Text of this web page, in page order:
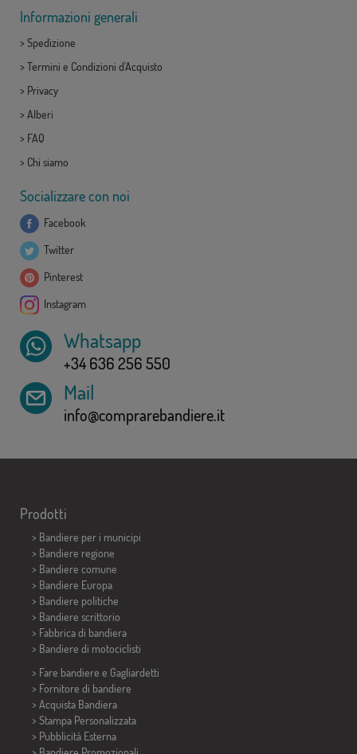
Informazioni generali
> Spedizione
> Termini e Condizioni d'Acquisto
> Privacy
> Alberi
> FAQ
> Chi siamo
Socializzare con noi
Facebook
Twitter
Pinterest
Instagram
Whatsapp
+34 636 256 550
Mail
info@comprarebandiere.it
Prodotti
> Bandiere per i municipi
> Bandiere regione
> Bandiere comune
> Bandiere Europa
> Bandiere politiche
> Bandiere scrittorio
> Fabbrica di bandiera
> Bandiere di motociclisti
> Fare bandiere e Gagliardetti
> Fornitore di bandiere
> Acquista Bandiera
> Stampa Personalizzata
> Pubblicità Esterna